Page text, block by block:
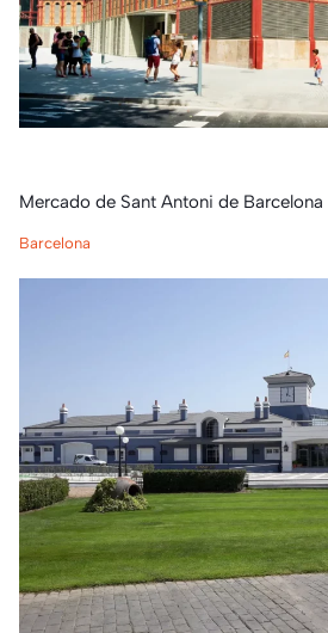
Mercado de Sant Antoni de Barcelona
Barcelona